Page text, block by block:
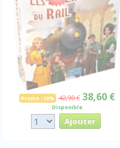
Promo -10% 42,90 € 38,60 €
Disponible